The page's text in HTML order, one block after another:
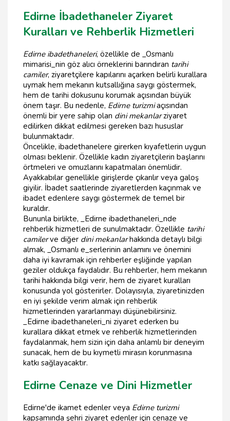
Edirne İbadethaneler Ziyaret
Kuralları ve Rehberlik Hizmetleri
Edirne ibadethaneleri, özellikle de _Osmanlı
mimarisi_nin göz alıcı örneklerini barındıran tarihi
camiler, ziyaretçilere kapılarını açarken belirli kurallara
uymak hem mekanın kutsallığına saygı göstermek,
hem de tarihi dokusunu korumak açısından büyük
önem taşır. Bu nedenle, Edirne turizmiaçısından
önemli bir yere sahip olan dini mekanlarziyaret
edilirken dikkat edilmesi gereken bazı hususlar
bulunmaktadır.
Öncelikle, ibadethanelere girerken kıyafetlerin uygun
olması beklenir. Özellikle kadın ziyaretçilerin başlarını
örtmeleri ve omuzlarını kapatmaları önemlidir.
Ayakkabılar genellikle girişlerde çıkarılır veya galoş
giyilir. İbadet saatlerinde ziyaretlerden kaçınmak ve
ibadet edenlere saygı göstermek de temel bir
kuraldır.
Bununla birlikte, _Edirne ibadethaneleri_nde
rehberlik hizmetleri de sunulmaktadır. Özellikle tarihi
camilerve diğer dini mekanlarhakkında detaylı bilgi
almak, _Osmanlı e_serlerinin anlamını ve önemini
daha iyi kavramak için rehberler eşliğinde yapılan
geziler oldukça faydalıdır. Bu rehberler, hem mekanın
tarihi hakkında bilgi verir, hem de ziyaret kuralları
konusunda yol gösterirler. Dolayısıyla, ziyaretinizden
en iyi şekilde verim almak için rehberlik
hizmetlerinden yararlanmayı düşünebilirsiniz.
_Edirne ibadethaneleri_ni ziyaret ederken bu
kurallara dikkat etmek ve rehberlik hizmetlerinden
faydalanmak, hem sizin için daha anlamlı bir deneyim
sunacak, hem de bu kıymetli mirasın korunmasına
katkı sağlayacaktır.
Edirne Cenaze ve Dini Hizmetler
Edirne'de ikamet edenler veya Edirne turizmi
kapsamında şehri ziyaret edenler için cenaze ve